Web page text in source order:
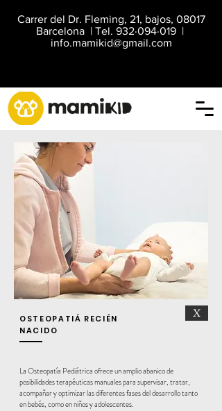
Carrer del Dr. Fleming, 21, bajos, 08017
Barcelona | Tel. 932·094·019 |
info.mamikid@gmail.com
OSTEOPATIÁ RECIÉN
NACIDO
X
La Osteopatía Pediátrica ofrece un amplio abanico de
posibilidades terapéuticas manuales para supervisar, tratar,
acompañar y optimizar las diferentes fases del desarrollo tanto
en bebés, como en niños y adolescentes.